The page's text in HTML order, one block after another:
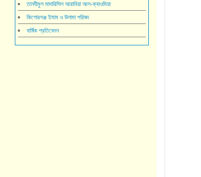
তানযীমুল মাদারিসিল আরাবিয়া আল-ক্বাওমিয়া
কিশোরগঞ্জ ইমাম ও উলামা পরিষদ
বার্ষিক প্রতিবেদন